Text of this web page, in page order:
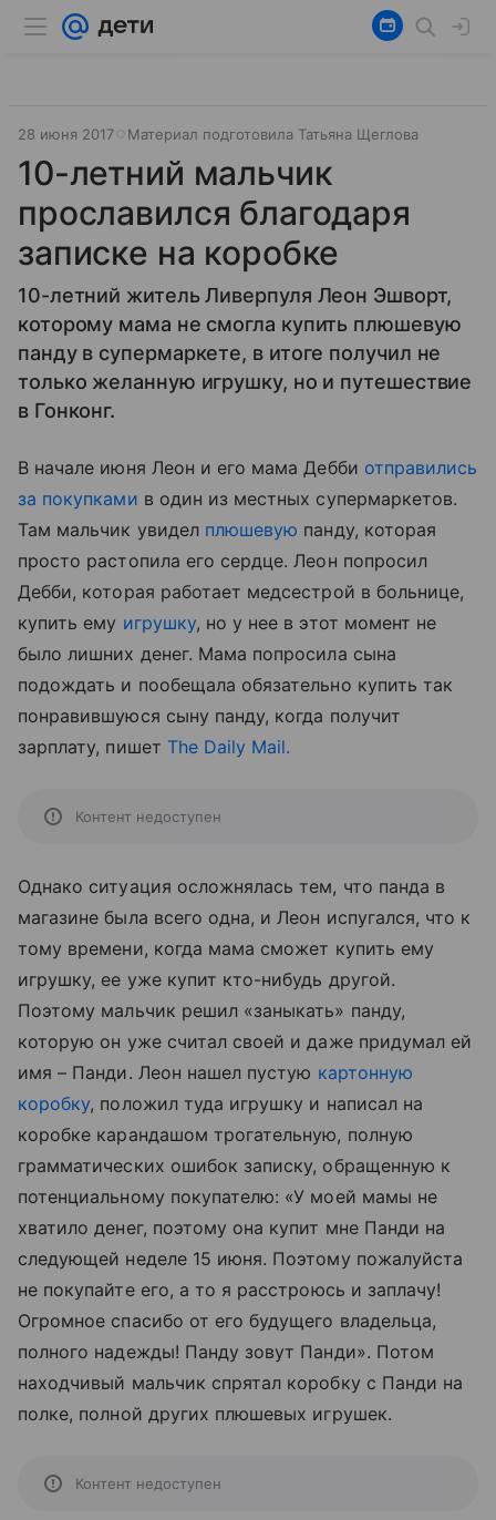
28 июня 2017 Материал подготовила Татьяна Щеглова
10-летний мальчик
прославился благодаря
записке на коробке
10-летний житель Ливерпуля Леон Эшворт,
которому мама не смогла купить плюшевую
панду в супермаркете, в итоге получил не
только желанную игрушку, но и путешествие
в Гонконг.
В начале июня Леон и его мама Дебби отправились
за покупками в один из местных супермаркетов.
Там мальчик увидел плюшевую панду, которая
просто растопила его сердце. Леон попросил
Дебби, которая работает медсестрой в больнице,
купить ему игрушку, но у нее в этот момент не
было лишних денег. Мама попросила сына
подождать и пообещала обязательно купить так
понравившуюся сыну панду, когда получит
зарплату, пишет The Daily Mail.
Контент недоступен
Однако ситуация осложнялась тем, что панда в
магазине была всего одна, и Леон испугался, что к
тому времени, когда мама сможет купить ему
игрушку, ее уже купит кто-нибудь другой.
Поэтому мальчик решил «заныкать» панду,
которую он уже считал своей и даже придумал ей
имя – Панди. Леон нашел пустую картонную
коробку, положил туда игрушку и написал на
коробке карандашом трогательную, полную
грамматических ошибок записку, обращенную к
потенциальному покупателю: «У моей мамы не
хватило денег, поэтому она купит мне Панди на
следующей неделе 15 июня. Поэтому пожалуйста
не покупайте его, а то я расстроюсь и заплачу!
Огромное спасибо от его будущего владельца,
полного надежды! Панду зовут Панди». Потом
находчивый мальчик спрятал коробку с Панди на
полке, полной других плюшевых игрушек.
Контент недоступен